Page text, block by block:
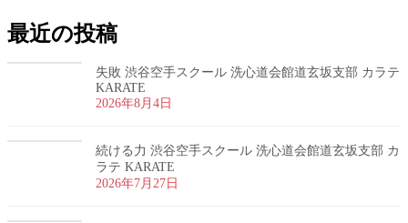
最近の投稿
失敗 渋谷空手スクール 洗心道会館道玄坂支部 カラテ
KARATE
2026年8月4日
続ける力 渋谷空手スクール 洗心道会館道玄坂支部 カ
ラテ KARATE
2026年7月27日